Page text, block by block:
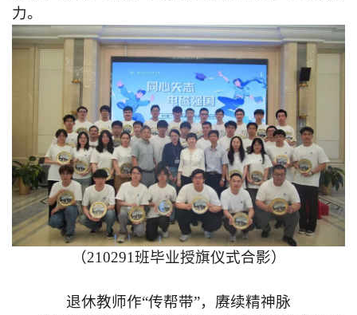
力。
（210291班毕业授旗仪式合影）
退休教师作“传帮带”，赓续精神脉